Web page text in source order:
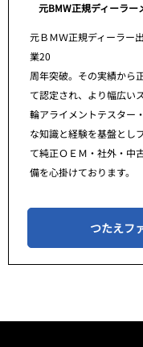
元BMW正規ディーラー
元ＢＭＷ正規ディーラー
業20
周年突破。その実績から
て認定され、より幅広い
輪アライメントテスター
な知識と経験を基盤とし
て純正ＯＥＭ・社外・中
備を心掛けております。
つたえフ